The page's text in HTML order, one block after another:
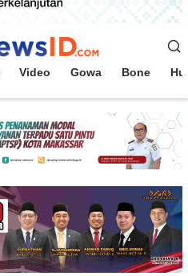
Video Gowa Bone